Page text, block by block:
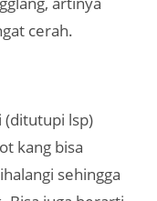
cerah.
(ditutupi lsp)
kang bisa
sehingga